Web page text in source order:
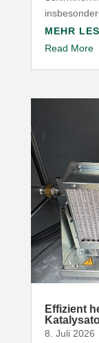
MEHR
Read More
Effizient
8. Juli 2026